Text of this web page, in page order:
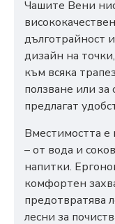
Чашите Вени
дълготрайност
дизайн на
към всяка
ползване или
предлагат
Вместимостта е
– от вода и
напитки.
комфортен
предотвратява
лесни за